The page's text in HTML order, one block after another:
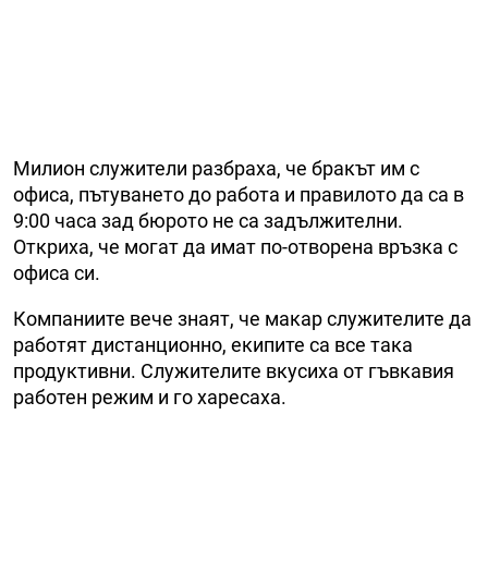
Милион служители разбраха, че бракът им с
офиса, пътуването до работа и правилото да са в
9:00 часа зад бюрото не са задължителни.
Откриха, че могат да имат по-отворена връзка с
офиса си.
Компаниите вече знаят, че макар служителите да
работят дистанционно, екипите са все така
продуктивни. Служителите вкусиха от гъвкавия
работен режим и го харесаха.